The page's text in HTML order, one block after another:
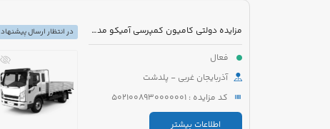
مزایده دولتی کامیون کمپرسی آمیکو مدل 1385 رنگ سفید نارنجی
فعال
آذربایجان غربی - پلدشت
کد مزایده : 5021008930000001
اطلاعات بیشتر
در انتظار ارسال پیشنهاد